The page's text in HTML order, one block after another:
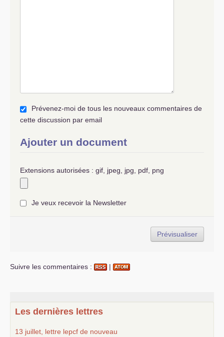
Prévenez-moi de tous les nouveaux commentaires de
cette discussion par email
Ajouter un document
Extensions autorisées : gif, jpeg, jpg, pdf, png
Je veux recevoir la Newsletter
Suivre les commentaires : |
Les dernières lettres
13 juillet, lettre lepcf de nouveau